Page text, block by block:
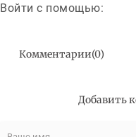
Войти с помощью:
Комментарии(0)
Добавить